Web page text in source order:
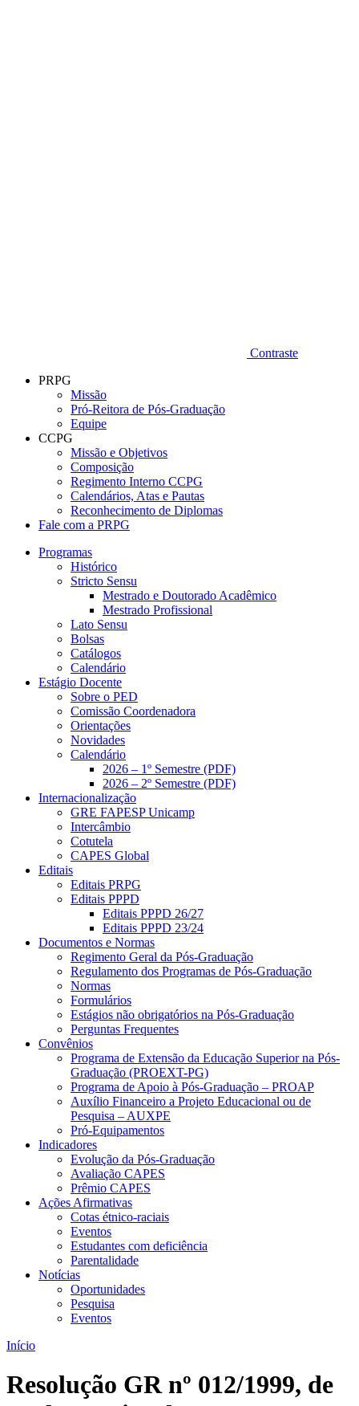
Contraste
PRPG
Missão
Pró-Reitora de Pós-Graduação
Equipe
CCPG
Missão e Objetivos
Composição
Regimento Interno CCPG
Calendários, Atas e Pautas
Reconhecimento de Diplomas
Fale com a PRPG
Programas
Histórico
Stricto Sensu
Mestrado e Doutorado Acadêmico
Mestrado Profissional
Lato Sensu
Bolsas
Catálogos
Calendário
Estágio Docente
Sobre o PED
Comissão Coordenadora
Orientações
Novidades
Calendário
2026 – 1º Semestre (PDF)
2026 – 2º Semestre (PDF)
Internacionalização
GRE FAPESP Unicamp
Intercâmbio
Cotutela
CAPES Global
Editais
Editais PRPG
Editais PPPD
Editais PPPD 26/27
Editais PPPD 23/24
Documentos e Normas
Regimento Geral da Pós-Graduação
Regulamento dos Programas de Pós-Graduação
Normas
Formulários
Estágios não obrigatórios na Pós-Graduação
Perguntas Frequentes
Convênios
Programa de Extensão da Educação Superior na Pós-
Graduação (PROEXT-PG)
Programa de Apoio à Pós-Graduação – PROAP
Auxílio Financeiro a Projeto Educacional ou de
Pesquisa – AUXPE
Pró-Equipamentos
Indicadores
Evolução da Pós-Graduação
Avaliação CAPES
Prêmio CAPES
Ações Afirmativas
Cotas étnico-raciais
Eventos
Estudantes com deficiência
Parentalidade
Notícias
Oportunidades
Pesquisa
Eventos
Início
Resolução GR nº 012/1999, de